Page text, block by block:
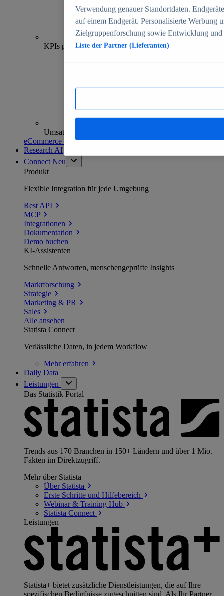
70+
KPIs pro Shop
Umsatzanalysen und -prognosen
eCommerce Insights entdecken
Research AI
Connect Neu
Produkt
Flexible Integration für jede Umgebung
Rest API
MCP
Integrationen
Dokumentation
Demo buchen
KI-Assistenten
Schnelle Antworten, menschengeprüfte Insights
Marktforschung
Strategie
Marketing & PR
Sales
Alle ansehen
Statista Connect
Verlässliche Daten, in jedem Workflow
Mehrerfahren
Daily Data
Leistungen
Das Statistik Portal
Trends aus 170 Branchen in 150+ Ländern und über 1 Mio.
Fakten im Direktzugriff.
Mehr über Statista
Über Statista
Erste Schritte und Hilfebereich
Webinar & Training Hub
Statista Connect
Leistungen
Statista+ bietet zusätzliche Dienstleistungen, die auf Ihre
spezifischen Bedürfnisse zugeschnitten sind. Als Ihr Partner
Verwendung genauer Standortdaten.
auf einem Endgerät. Personalisierte Werbung
Zielgruppenforschung sowie Entwicklung
Liste der Partner (Lieferanten)